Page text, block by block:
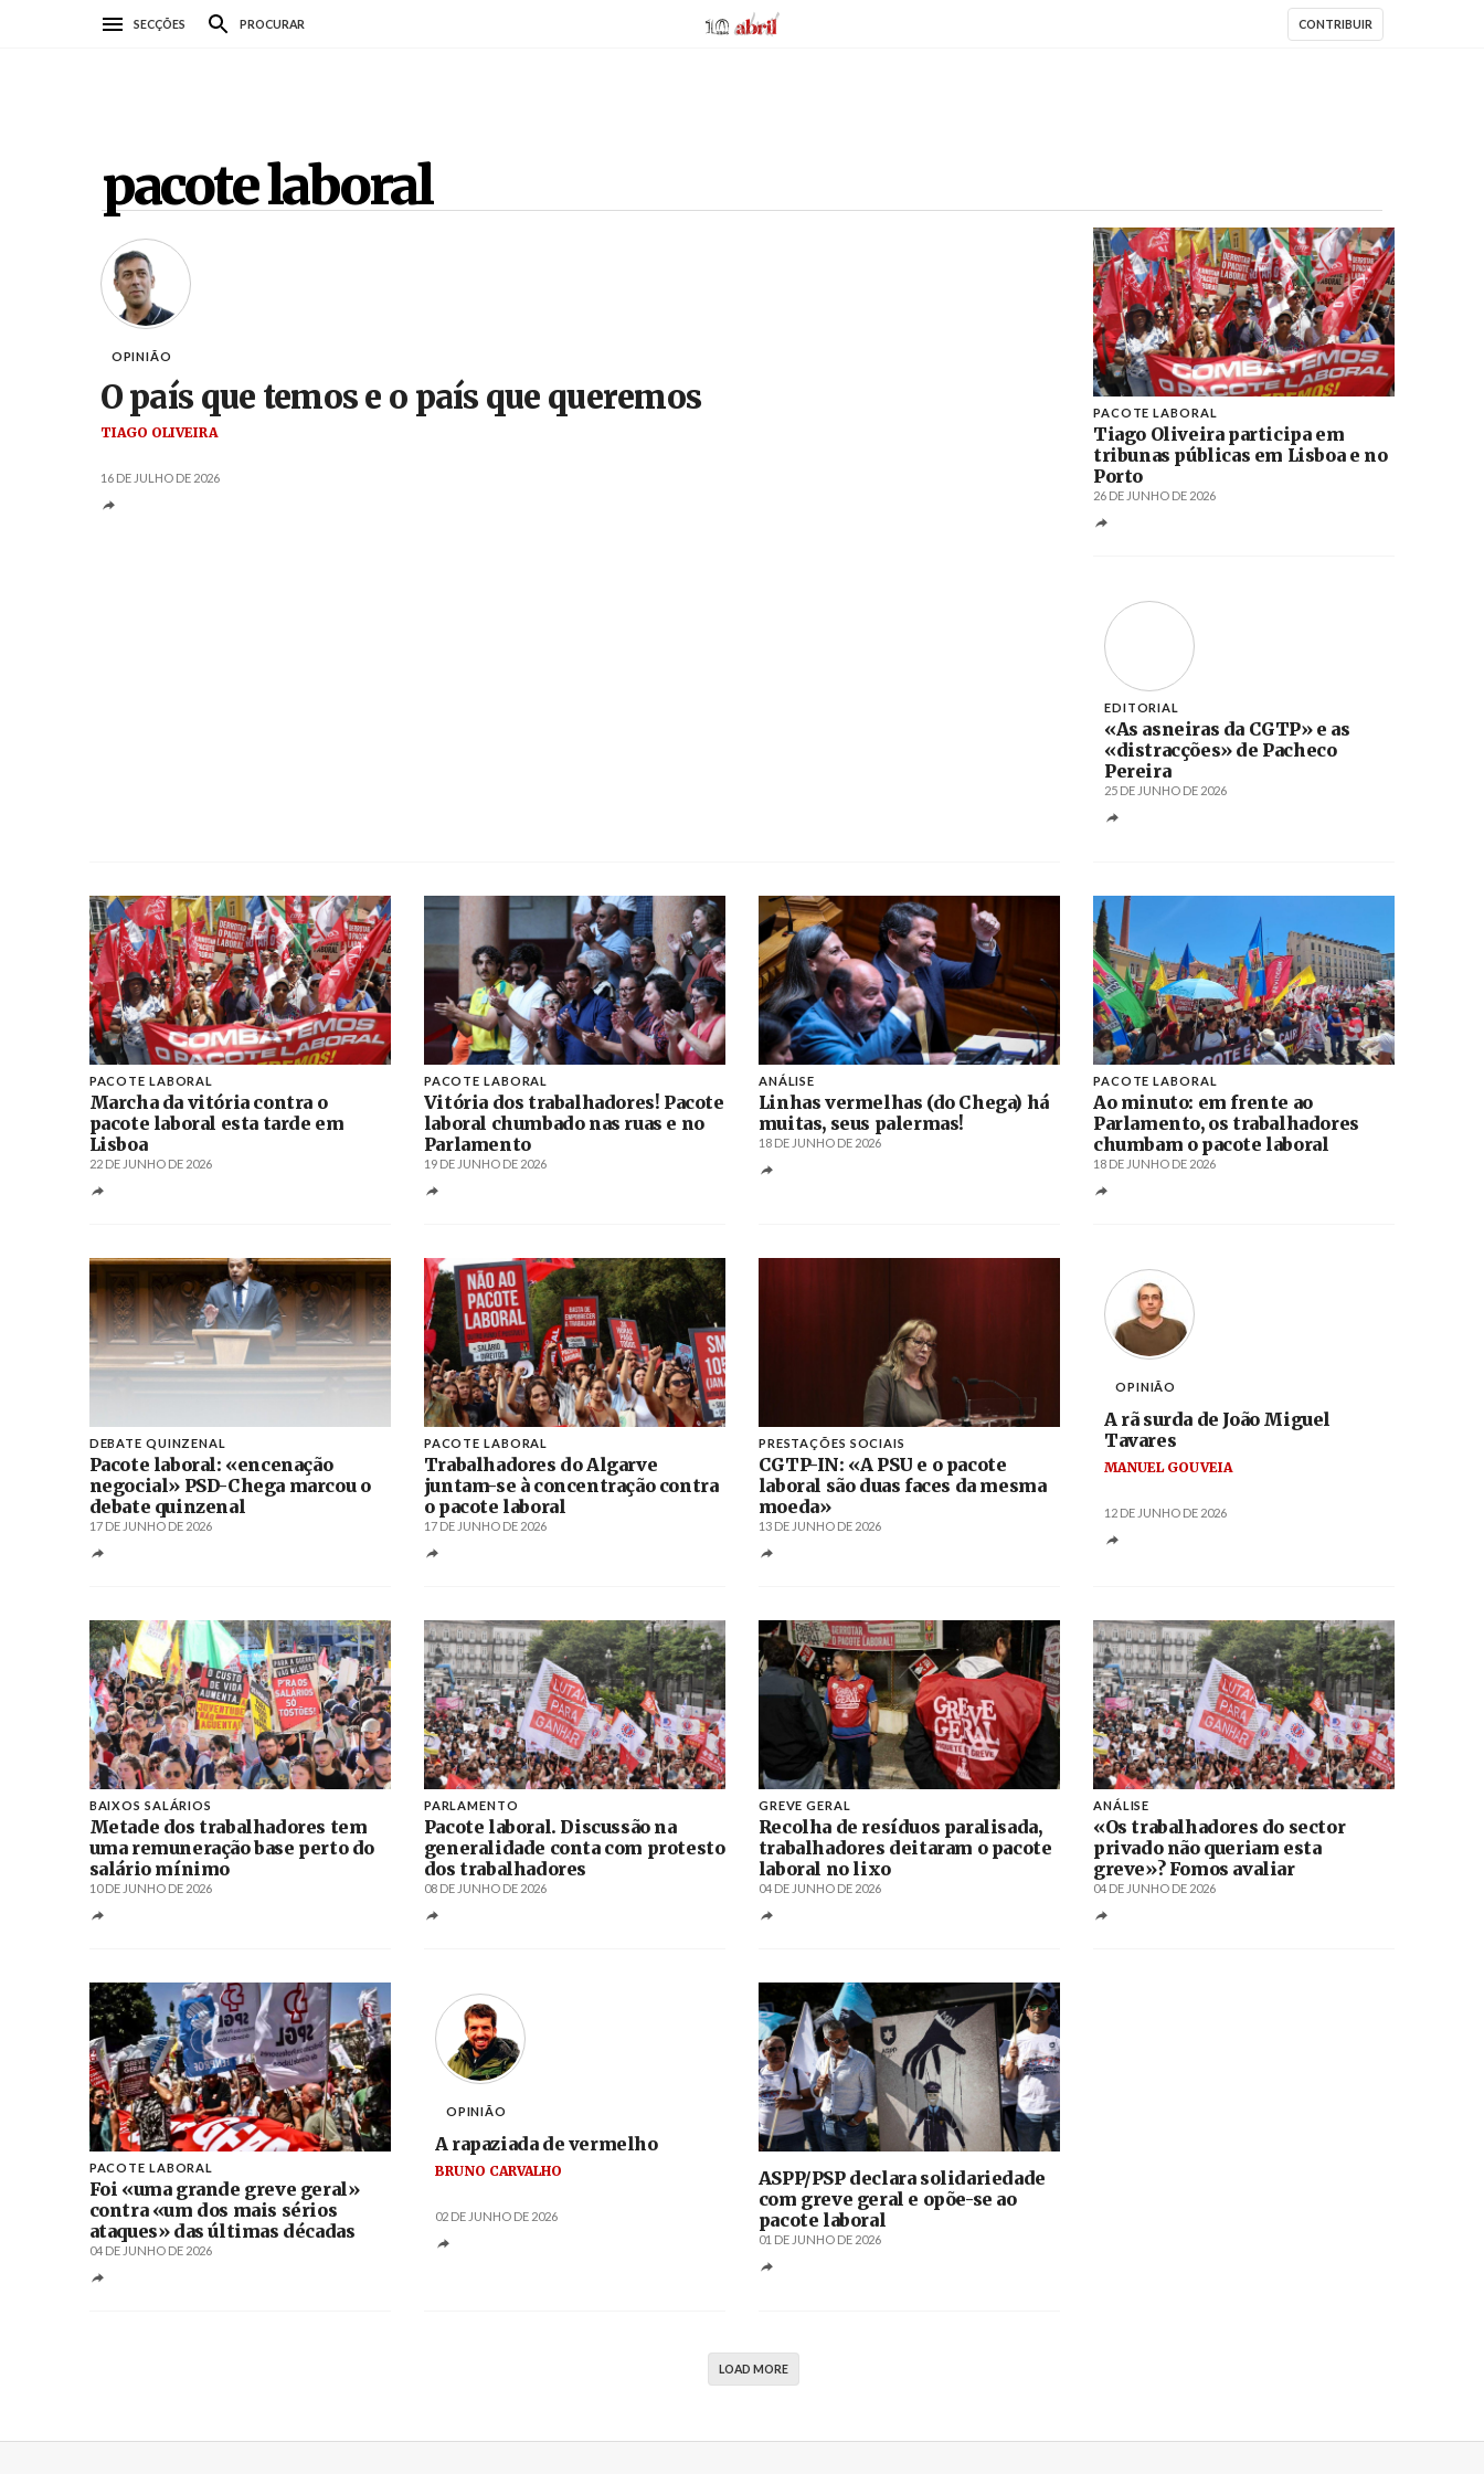
SECÇÕES PROCURAR AbrilAbril CONTRIBUIR
pacote laboral
OPINIÃO
O país que temos e o país que queremos
TIAGO OLIVEIRA
16 DE JULHO DE 2026
PACOTE LABORAL
Tiago Oliveira participa em
tribunas públicas em Lisboa e no
Porto
26 DE JUNHO DE 2026
EDITORIAL
«As asneiras da CGTP» e as
«distracções» de Pacheco
Pereira
25 DE JUNHO DE 2026
PACOTE LABORAL
Marcha da vitória contra o
pacote laboral esta tarde em
Lisboa
22 DE JUNHO DE 2026
PACOTE LABORAL
Vitória dos trabalhadores! Pacote
laboral chumbado nas ruas e no
Parlamento
19 DE JUNHO DE 2026
ANÁLISE
Linhas vermelhas (do Chega) há
muitas, seus palermas!
18 DE JUNHO DE 2026
PACOTE LABORAL
Ao minuto: em frente ao
Parlamento, os trabalhadores
chumbam o pacote laboral
18 DE JUNHO DE 2026
DEBATE QUINZENAL
Pacote laboral: «encenação
negocial» PSD-Chega marcou o
debate quinzenal
17 DE JUNHO DE 2026
PACOTE LABORAL
Trabalhadores do Algarve
juntam-se à concentração contra
o pacote laboral
17 DE JUNHO DE 2026
PRESTAÇÕES SOCIAIS
CGTP-IN: «A PSU e o pacote
laboral são duas faces da mesma
moeda»
13 DE JUNHO DE 2026
OPINIÃO
A rã surda de João Miguel
Tavares
MANUEL GOUVEIA
12 DE JUNHO DE 2026
BAIXOS SALÁRIOS
Metade dos trabalhadores tem
uma remuneração base perto do
salário mínimo
10 DE JUNHO DE 2026
PARLAMENTO
Pacote laboral. Discussão na
generalidade conta com protesto
dos trabalhadores
08 DE JUNHO DE 2026
GREVE GERAL
Recolha de resíduos paralisada,
trabalhadores deitaram o pacote
laboral no lixo
04 DE JUNHO DE 2026
ANÁLISE
«Os trabalhadores do sector
privado não queriam esta
greve»? Fomos avaliar
04 DE JUNHO DE 2026
PACOTE LABORAL
Foi «uma grande greve geral»
contra «um dos mais sérios
ataques» das últimas décadas
04 DE JUNHO DE 2026
OPINIÃO
A rapaziada de vermelho
BRUNO CARVALHO
02 DE JUNHO DE 2026
ASPP/PSP declara solidariedade
com greve geral e opõe-se ao
pacote laboral
01 DE JUNHO DE 2026
LOAD MORE